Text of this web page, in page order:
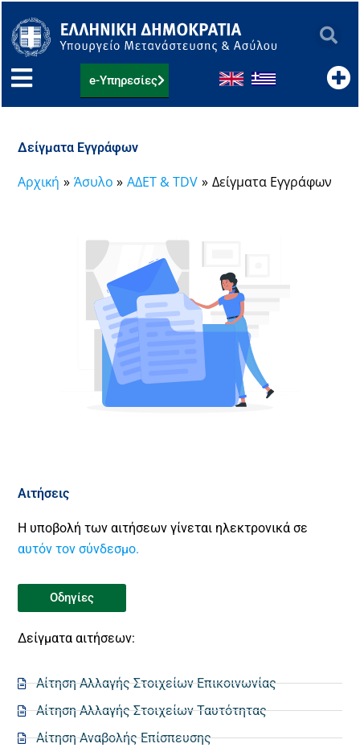
στο
περιεχόμενο
e-Υπηρεσίες
Δείγματα Εγγράφων
Αρχική Άσυλο ΑΔΕΤ & TDV Δείγματα Εγγράφων
Αιτήσεις
Η υποβολή των αιτήσεων γίνεται ηλεκτρονικά σε
αυτόν τον σύνδεσμο.
Οδηγίες
Δείγματα αιτήσεων:
Αίτηση Αλλαγής Στοιχείων Επικοινωνίας
Αίτηση Αλλαγής Στοιχείων Ταυτότητας
Αίτηση Αναβολής Επίσπευσης